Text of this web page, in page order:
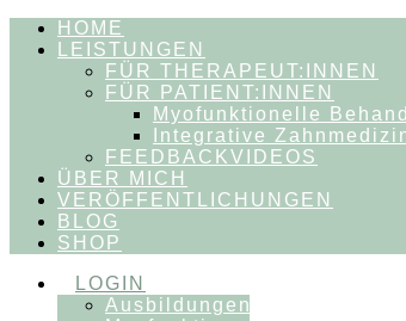
HOME
LEISTUNGEN
FÜR THERAPEUT:INNEN
FÜR PATIENT:INNEN
Myofunktionelle
Integrative
FEEDBACKVIDEOS
ÜBER MICH
VERÖFFENTLICHUNGEN
BLOG
SHOP
LOGIN
Ausbildungen